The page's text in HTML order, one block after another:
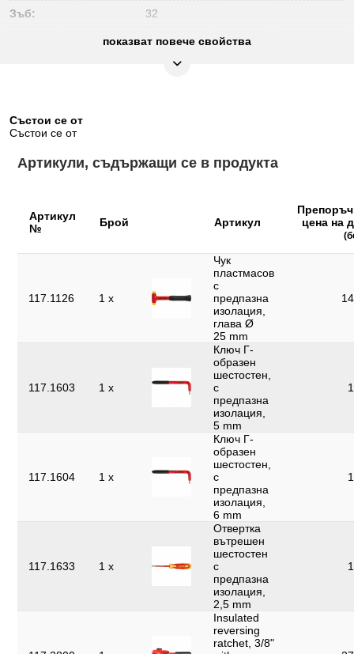
Зъб: 32
Изолация чрез потапяне според
връщане:
Профил 1: 6-стенен
Тегло в g:
Функции – атрибут 1: VDE тестван
показват повече свойства
Състои се от
Състои се от
Артикули, съдържащи се в продукта
Артикул
№
Брой Артикул
цена на
117.1126 1 x
Чук
пластмасов
с
предпазна
изолация,
глава Ø
25 mm
117.1603 1 x
Ключ Г-
образен
шестостен,
с
предпазна
изолация,
5 mm
117.1604 1 x
Ключ Г-
образен
шестостен,
с
предпазна
изолация,
6 mm
117.1633 1 x
Отвертка
вътрешен
шестостен
с
предпазна
изолация,
2,5 mm
Insulated
reversing
ratchet, 3/8"